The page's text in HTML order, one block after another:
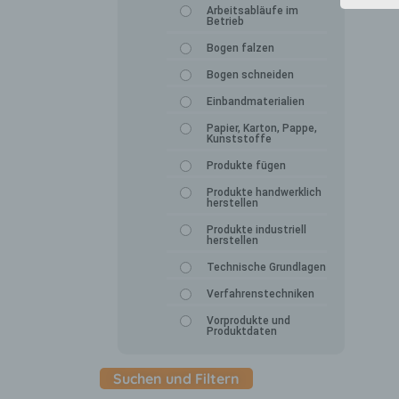
Arbeitsabläufe im
Betrieb
Bogen falzen
Bogen schneiden
Einbandmaterialien
Papier, Karton, Pappe,
Kunststoffe
Produkte fügen
Produkte handwerklich
herstellen
Produkte industriell
herstellen
Technische Grundlagen
Verfahrenstechniken
Vorprodukte und
Produktdaten